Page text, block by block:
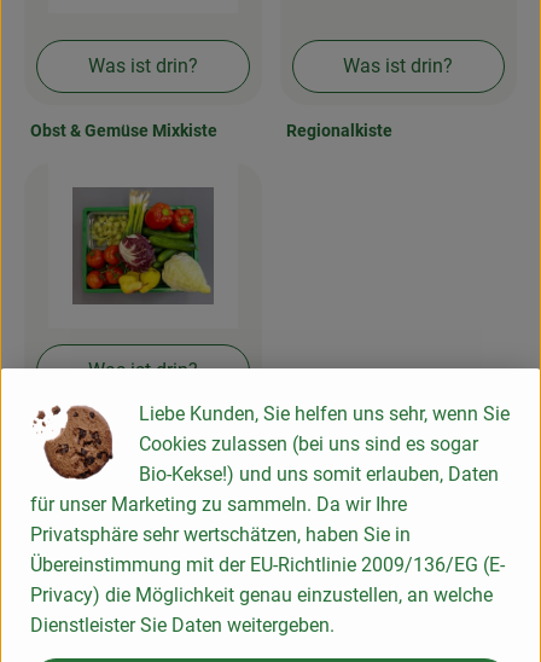
Natukostwaren
Getränke
Drogerie
Über uns
Rezepte
Was ist drin?
Obst & Gemüse Mixkiste
Was ist drin?
Regionalkiste
Was ist drin?
Obst-Rohkostkiste
Klimaneutral seit 2019
-> hier geht's zum Kompensationsnachweis
Liebe Kunden, Sie helfen uns sehr, wenn Sie
Cookies zulassen (bei uns sind es sogar
Bio-Kekse!) und uns somit erlauben, Daten
für unser Marketing zu sammeln. Da wir Ihre
Privatsphäre sehr wertschätzen, haben Sie in
Übereinstimmung mit der EU-Richtlinie 2009/136/EG (E-
Privacy) die Möglichkeit genau einzustellen, an welche
Dienstleister Sie Daten weitergeben.